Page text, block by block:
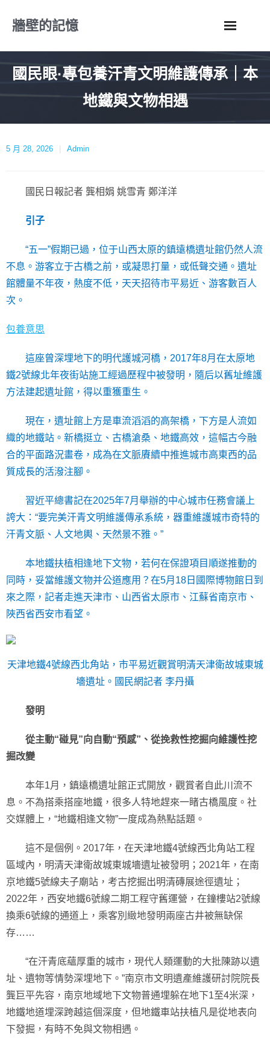
牆壁的記憶
國民眼·專包養汗青文明維護傳承｜本
地鐵與文物相遇
5 月 28, 2026 Admin
國民日報記者 龔相娟 姚雪青 鄭洋洋
引子
“五一”假期已過，位于山西太原的鎮遠橋遺址館仍然人流
不息。游客立于古橋之前，或凝思打量，或低聲交通。遺址
館體量不年夜，熱度不低，天天招待市平易近、游客數百人
次。
包養意思
這座曾深埋地下的明代護城河橋，2017年8月在太原地
鐵2號線北年夜街站施工經過歷程中被發明，隨后以舊址維護
方法建起遺址館，得以重獲重生。
現在，遺址館上方是車流滔滔的高架橋，下方是人流如
織的地鐵站。新橋挺立、古橋滄桑、地鐵高效，這幅古今融
合的平面路況畫卷，成為在文脈賡續中推進城市高東西的品
質成長的活潑注腳。
習近平總書記在2025年7月舉辦的中心城市任務會議上
誇大：“要完美汗青文明維護傳承系統，器重維護城市奇特的
汗青文脈、人文地輿、天然景不雅。”
本地鐵扶植相逢地下文物，若何在保證項目順遂推動的
同時，妥當維護文物并公道應用？在5月18日國際博物館日到
來之際，記者走進天津市、山西省太原市、江蘇省南京市、
陜西省西安市看望。
天津地鐵4號線西北角站，市平易近觀賞明清天津衛故城東城
墻遺址。國民網記者 李丹攝
發明
從主動“碰見”向自動“預感”、從挽救性挖掘向維護性挖
掘改變
本年1月，鎮遠橋遺址館正式開放，觀賞者自此川流不
息。不為搭乘搭座地鐵，很多人特地趕來一睹古橋風度。社
交媒體上，“地鐵相逢文物”一度成為熱點話題。
這不是個例。2017年，在天津地鐵4號線西北角站工程
區域內，明清天津衛故城東城墻遺址被發明；2021年，在南
京地鐵5號線夫子廟站，考古挖掘出明清磚展途徑遺址；
2022年，西安地鐵6號線二期工程守舊運營，在鐘樓站2號線
換乘6號線的通道上，乘客別緻地發明兩座古井被無缺保
存……
“在汗青底蘊厚重的城市，現代人類運動的大批陳跡以遺
址、遺物等情勢深埋地下。”南京市文明遺產維護研討院院長
龔巨平先容，南京地域地下文物普通埋躲在地下1至4米深，
地鐵地道埋深跨越這個深度，但地鐵車站扶植凡是從地表向
下發掘，有時不免與文物相遇。